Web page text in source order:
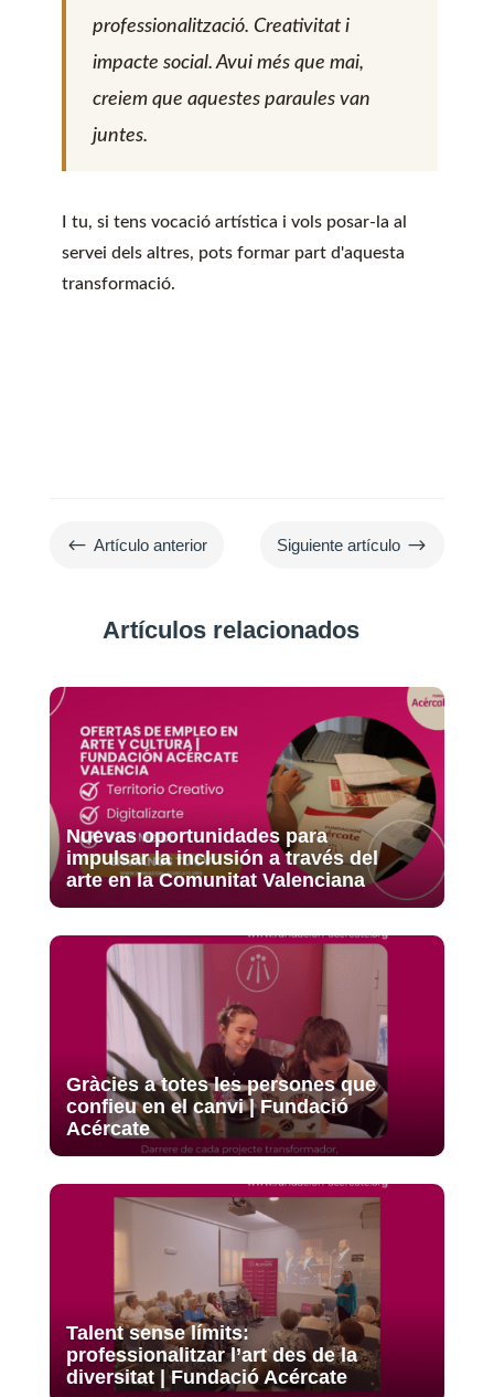
professionalització. Creativitat i
impacte social. Avui més que mai,
creiem que aquestes paraules van
juntes.
I tu, si tens vocació artística i vols posar-la al
servei dels altres, pots formar part d'aquesta
transformació.
# Artículo anterior Siguiente artículo $
Artículos relacionados
Nuevas oportunidades para
impulsar la inclusión a través del
arte en la Comunitat Valenciana
Gràcies a totes les persones que
confieu en el canvi | Fundació
Acércate
Talent sense límits:
professionalitzar l’art des de la
diversitat | Fundació Acércate